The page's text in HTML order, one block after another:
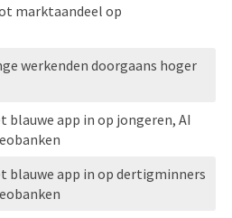
marktaandeel op
werkenden doorgaans hoger
blauwe app in op jongeren, AI
blauwe app in op dertigminners